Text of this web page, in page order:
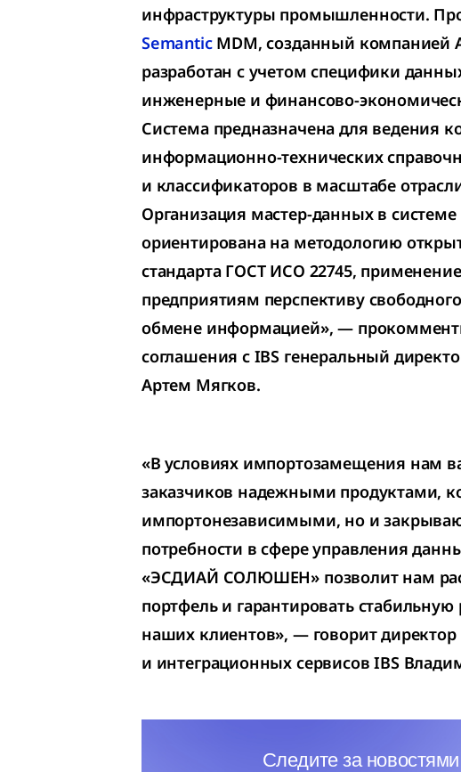
инфраструктуры промышленности.
SemanticMDM, созданный
разработан с учетом специфики
инженерные и финансово-
Система предназначена для ведения
информационно-технических
и классификаторов в масштабе
Организация мастер-данных в
ориентирована на методологию
стандарта ГОСТ ИСО 22745,
предприятиям перспективу
обмене информацией», —
соглашения с IBS генеральный
Артем Мягков.
«В условиях импортозамещения нам
заказчиков надежными продуктами,
импортонезависимыми, но и
потребности в сфере управления
«ЭСДИАЙ СОЛЮШЕН» позволит нам
портфель и гарантировать
наших клиентов», — говорит
и интеграционных сервисов IBS
Следите за